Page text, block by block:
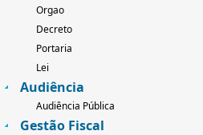
Orgao
Decreto
Portaria
Lei
Audiência
Audiência Pública
Gestão Fiscal